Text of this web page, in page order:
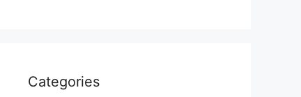
Categories